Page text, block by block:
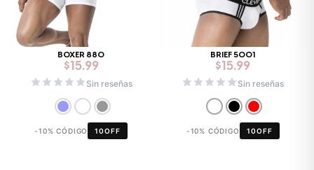
BOXER 880
$15.99
Sin reseñas
-10% CÓDIGO 10OFF
BRIEF 5001
$15.99
Sin reseñas
-10% CÓDIGO 10OFF